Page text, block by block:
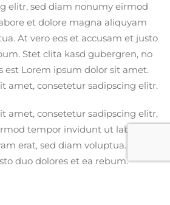
elitr, sed diam nonumy eirmod
et dolore magna aliquyam
At vero eos et accusam et justo
Stet clita kasd gubergren, no
est Lorem ipsum dolor sit amet.
amet, consetetur sadipscing elitr.
amet, consetetur sadipscing elitr,
tempor invidunt ut labore et
erat, sed diam voluptua. At vero
duo dolores et ea rebum.